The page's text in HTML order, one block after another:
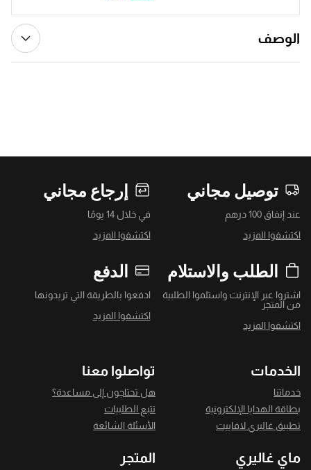
الوصف
توصيل مجاني
عند إنفاق 100 درهم
اكتشفوا المزيد
إرجاع مجاني
في خلال 14 يومًا
اكتشفوا المزيد
الطلب والاستلام
اشتروا عبر الإنترنت واستلموا الطلبية
من المتجر
اكتشفوا المزيد
الدفع
ادفعوا بالطريقة التي تريدونها
اكتشفوا المزيد
الخدمات
خدماتنا
بطاقة الهدايا الإلكترونية
تطبيق غاليري لافاييت
تواصلوا معنا
هل تحتاجون إلى مساعدة؟
تتبع الطلبيات
الأسئلة الشائعة
ماي غاليري المتجر